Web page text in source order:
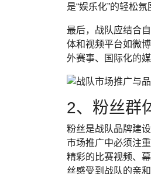
是“娱乐化”的轻松
最后，战队应结合
体和视频平台如微
外赛事、国际化的
2、粉丝群
粉丝是战队品牌建
市场推广中必须注
精彩的比赛视频、
丝感受到战队的亲和